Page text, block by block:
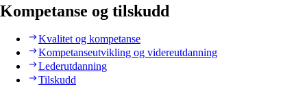
Kompetanse og tilskudd
Kvalitet og kompetanse
Kompetanseutvikling og videreutdanning
Lederutdanning
Tilskudd